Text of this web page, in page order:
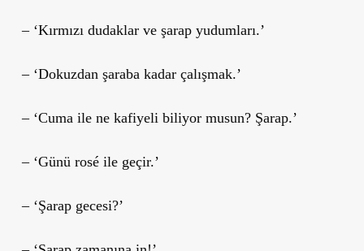
– ‘Kırmızı dudaklar ve şarap yudumları.’
– ‘Dokuzdan şaraba kadar çalışmak.’
– ‘Cuma ile ne kafiyeli biliyor musun? Şarap.’
– ‘Günü rosé ile geçir.’
– ‘Şarap gecesi?’